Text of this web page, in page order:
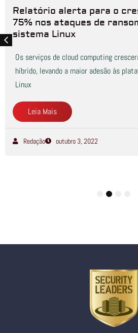
Relatório alerta para o
75% nos ataques de
sistema Linux
Os serviços de cloud computing
híbrido, levando a maior adesão às
Linux
Leia Mais
Redação outubro 3, 2022